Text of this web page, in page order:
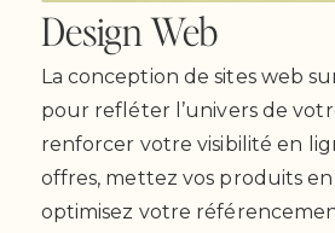
Design Web
La conception de sites web
pour refléter l’univers de
renforcer votre visibilité en
offres, mettez vos produits
optimisez votre